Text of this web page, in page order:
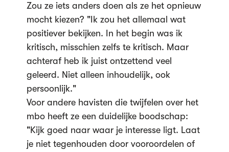
Zou ze iets anders doen als ze het opnieuw
mocht kiezen? "Ik zou het allemaal wat
positiever bekijken. In het begin was ik
kritisch, misschien zelfs te kritisch. Maar
achteraf heb ik juist ontzettend veel
geleerd. Niet alleen inhoudelijk, ook
persoonlijk."
Voor andere havisten die twijfelen over het
mbo heeft ze een duidelijke boodschap:
"Kijk goed naar waar je interesse ligt. Laat
je niet tegenhouden door vooroordelen of